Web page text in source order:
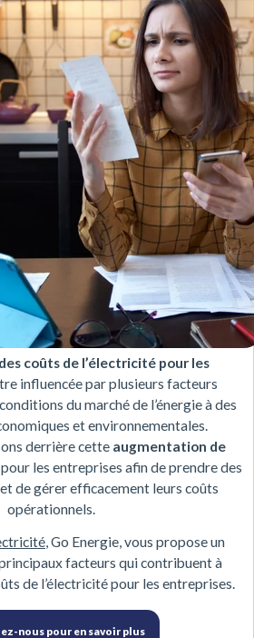
coûts de l’électricité pour les
influencée par plusieurs facteurs
du marché de l’énergie à des
et environnementales.
derrière cette augmentation de
les entreprises afin de prendre des
de gérer efficacement leurs coûts
opérationnels.
, Go Energie, vous propose un
facteurs qui contribuent à
de l’électricité pour les entreprises.
nous pour en savoir plus